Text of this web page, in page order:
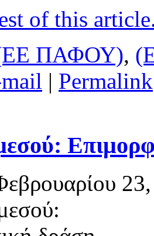
of this
ΠΑΦΟΥ),
| Permalink